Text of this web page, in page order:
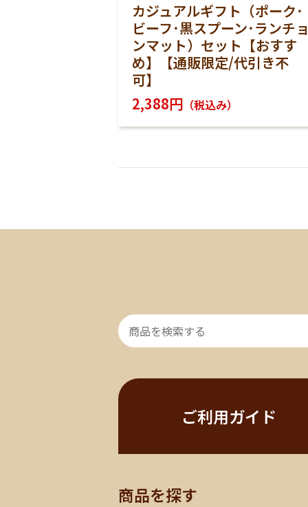
カジュアルギフト（ポーク･
ビーフ･黒スプーン･ランチョ
ンマット）セット【おすす
め】【通販限定/代引き不
可】
2,388円 （税込み）
ご利用ガイド
商品を探す